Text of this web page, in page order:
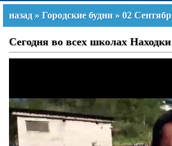
назад » Городские будни » 02
Сегодня во всех школах